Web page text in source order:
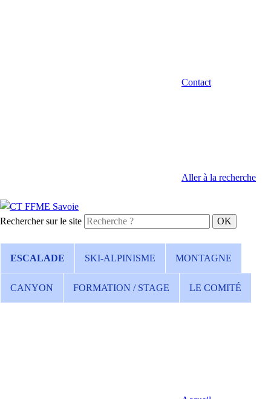
Contact
Aller à la recherche
Rechercher sur le site
ESCALADE SKI-ALPINISME MONTAGNE
CANYON FORMATION / STAGE LE COMITÉ